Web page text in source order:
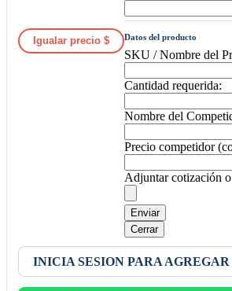
Igualar precio $ Datos del producto
SKU / Nombre del
Cantidad requerida:
Nombre del
Precio competidor
Adjuntar cotización
Enviar
Cerrar
INICIA SESION PARA AGREGAR